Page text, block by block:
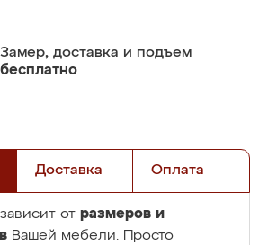
Замер, доставка и подъем
бесплатно
Доставка Оплата
от размеров и
Вашей мебели. Просто